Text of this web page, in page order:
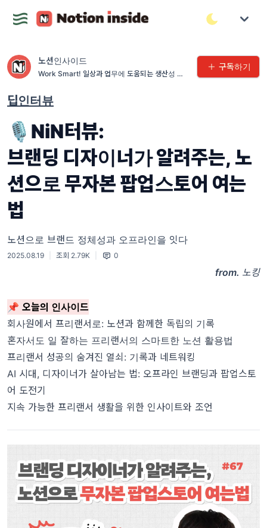
노션인사이드
Work Smart! 일상과 업무에 도움되는 생산성 인
구독하기
딥인터뷰
🎙NiN터뷰:
브랜딩 디자이너가 알려주는, 노
션으로 무자본 팝업스토어 여는
법
노션으로 브랜드 정체성과 오프라인을 잇다
2025.08.19 조회 2.79K 0
from. 노킹
📌 오늘의 인사이드
회사원에서 프리랜서로: 노션과 함께한 독립의 기록
혼자서도 일 잘하는 프리랜서의 스마트한 노션 활용법
프리랜서 성공의 숨겨진 열쇠: 기록과 네트워킹
AI 시대, 디자이너가 살아남는 법: 오프라인 브랜딩과 팝업스토
어 도전기
지속 가능한 프리랜서 생활을 위한 인사이트와 조언